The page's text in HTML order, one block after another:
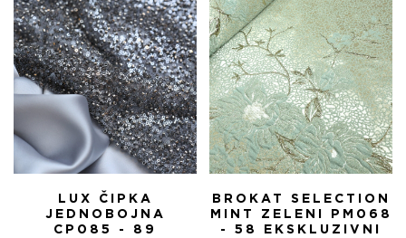
LUX ČIPKA
JEDNOBOJNA
CP085 - 89
BROKAT SELECTION
MINT ZELENI PM068
- 58 EKSKLUZIVNI